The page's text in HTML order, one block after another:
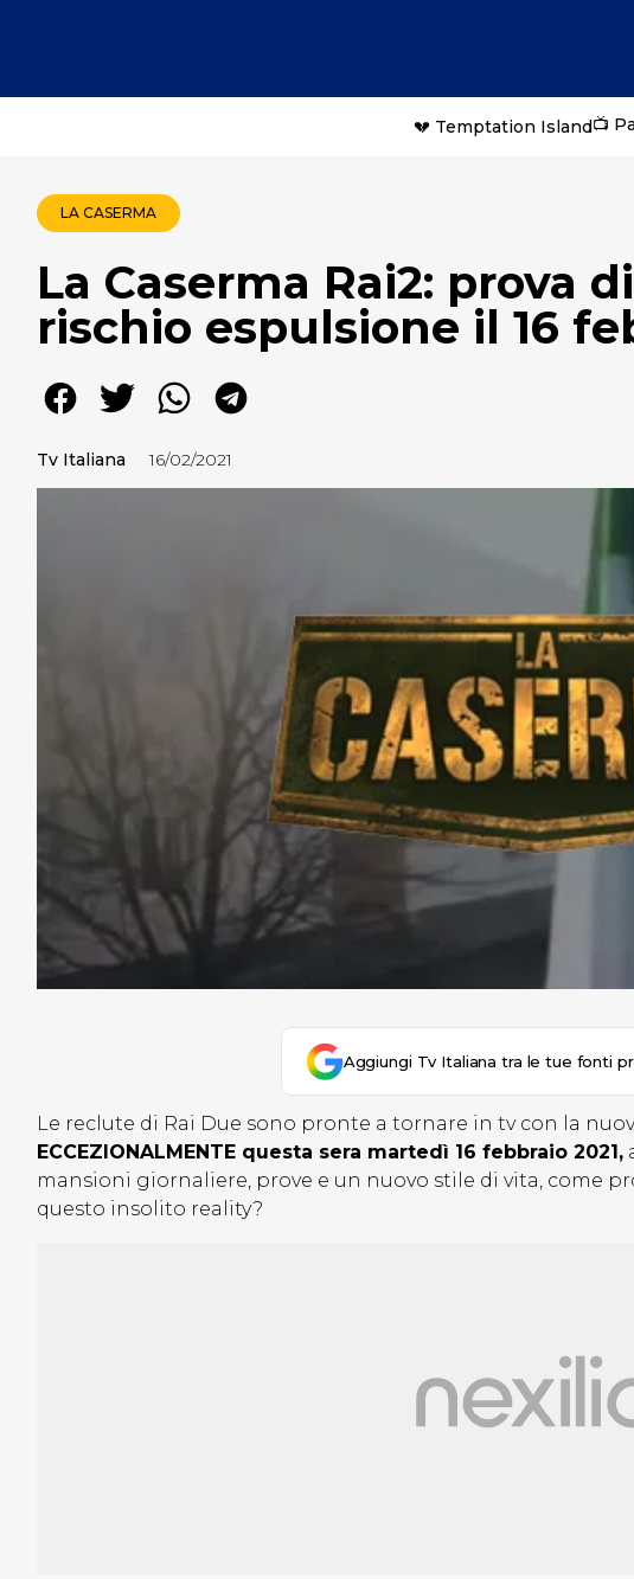
💔 Temptation Island📺
LA CASERMA
La Caserma Rai2: prova
rischio espulsione il 16
Tv Italiana 16/02/2021
Aggiungi Tv Italiana tra le tue fonti
Le reclute di Rai Due sono pronte a tornare in tv con la
ECCEZIONALMENTE questa sera martedì 16 febbraio 2021,
mansioni giornaliere, prove e un nuovo stile di vita, come
questo insolito reality?